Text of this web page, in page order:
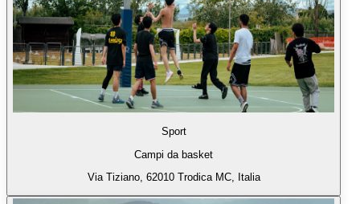
Sport
Campi da basket
Via Tiziano, 62010 Trodica MC, Italia